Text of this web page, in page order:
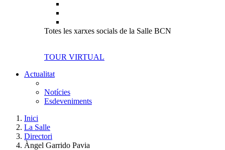
Totes les xarxes socials de la Salle BCN
TOUR VIRTUAL
Actualitat
Notícies
Esdeveniments
Inici
La Salle
Directori
Àngel Garrido Pavia